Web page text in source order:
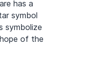
has a
symbol
symbolize
of the